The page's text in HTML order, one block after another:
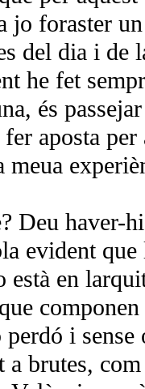
jo foraster
del dia i de
he fet
és
aposta
meua
Deu haver-
evident que
està en
perdó i
a brutes,